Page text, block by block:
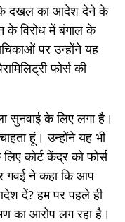
के दखल का आदेश देने के
के विरोध में बंगाल के
पर उन्होंने यह
फोर्स की
सुनवाई के लिए लगा है।
हूं। उन्होंने यह भी
कोर्ट केंद्र को फोर्स
गवई ने कहा कि आप
दें? हम पर पहले ही
का आरोप लग रहा है।